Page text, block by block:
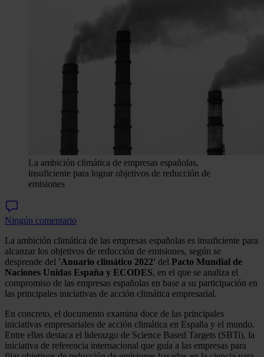
La ambición climática de empresas españolas,
insuficiente para lograr objetivos de reducción de
emisiones
Ningún comentario
La ambición climática de las empresas españolas es insuficiente para
alcanzar los objetivos de reducción de emisiones, según se
desprende del 'Anuario climático 2022' del Pacto Mundial de
Naciones Unidas España y ECODES, en el que se analiza el
compromiso de las empresas españolas en base a su participación en
las principales iniciativas de acción climática empresarial.
En concreto, el documento examina doce de las principales
iniciativas empresariales de acción climática en España y el mundo.
Entre ellas destaca el liderazgo de Science Based Targets (SBTi), la
iniciativa de referencia internacional que guía a las empresas para